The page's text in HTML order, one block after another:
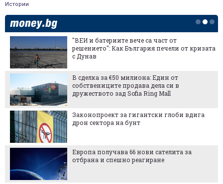
Истории
"ВЕИ и батериите вече са част от
решението": Как България печели от кризата
с Дунав
В сделка за €50 милиона: Един от
собствениците продава дела си в
дружеството зад Sofia Ring Mall
Законопроект за гигантски глоби вдига
дрон сектора на бунт
Европа получава 66 нови сателита за
отбрана и спешно реагиране